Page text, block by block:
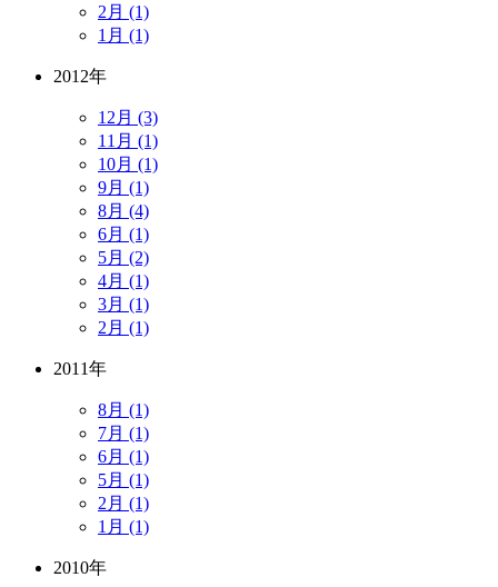
2月 (1)
1月 (1)
2012年
12月 (3)
11月 (1)
10月 (1)
9月 (1)
8月 (4)
6月 (1)
5月 (2)
4月 (1)
3月 (1)
2月 (1)
2011年
8月 (1)
7月 (1)
6月 (1)
5月 (1)
2月 (1)
1月 (1)
2010年